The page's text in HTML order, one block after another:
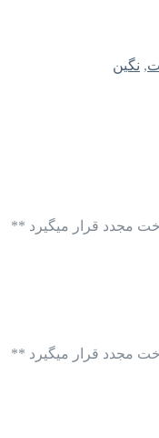
, نگین
مجدد قرار میگیرد **
مجدد قرار میگیرد **